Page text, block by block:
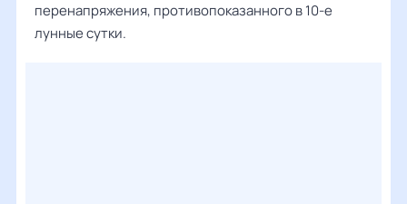
перенапряжения, противопоказанного в 10-е
лунные сутки.